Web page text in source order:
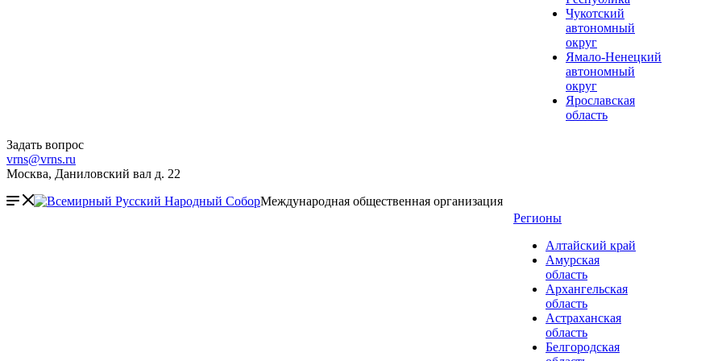
Чукотский
автономный
округ
Ямало-Ненецкий
автономный
округ
Ярославская
область
Задать вопрос
vrns@vrns.ru
Москва, Даниловский вал д. 22
Международная общественная организация
Регионы
Алтайский край
Амурская
область
Архангельская
область
Астраханская
область
Белгородская